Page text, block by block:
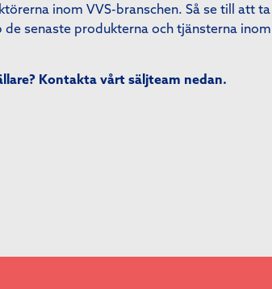
inom VVS-branschen. Så se till att ta
senaste produkterna och tjänsterna inom
Kontakta vårt säljteam nedan.